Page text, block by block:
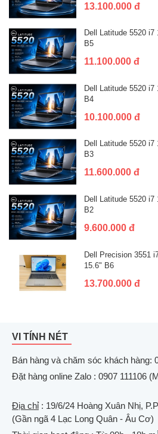
13.100.000 đ
Dell Latitude 5520 i7
B5
11.100.000 đ
Dell Latitude 5520 i7
B4
10.100.000 đ
Dell Latitude 5520 i7
B3
11.600.000 đ
Dell Latitude 5520 i7
B2
9.600.000 đ
Dell Precision 3551
15.6" B6
13.700.000 đ
VI TÍNH NÉT
Bán hàng và chăm sóc khách hàng:
Đặt hàng online Zalo : 0907 111106
Địa chỉ: 19/6/24 Hoàng Xuân Nhị,
(Gần ngã 4 Lạc Long Quân - Âu Cơ)